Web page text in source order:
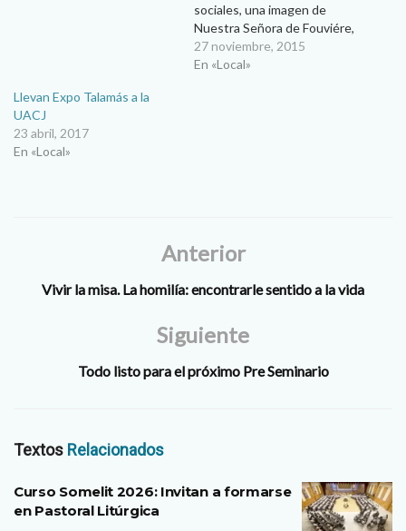
sociales, una imagen de
Nuestra Señora de Fouviére,
advocación mariana de
Francia. Acompañados de
27 noviembre, 2015
En «Local»
Llevan Expo Talamás a la
UACJ
23 abril, 2017
En «Local»
Anterior
Vivir la misa. La homilía: encontrarle sentido a la vida
Siguiente
Todo listo para el próximo Pre Seminario
Textos Relacionados
Curso Somelit 2026: Invitan a formarse
en Pastoral Litúrgica